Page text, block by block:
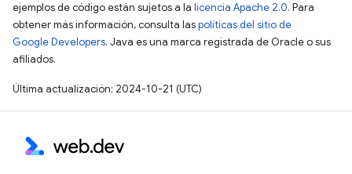
ejemplos de código están sujetos a la licencia Apache 2.0. Para
obtener más información, consulta laspolíticas del sitio de
Google Developers. Java es una marca registrada de Oracle o sus
afiliados.
Última actualización: 2024-10-21 (UTC)